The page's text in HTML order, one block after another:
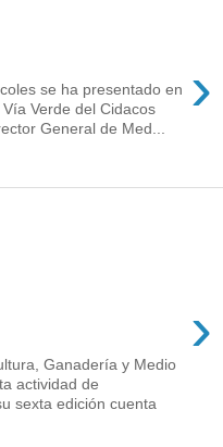
›
se ha presentado en
Verde del Cidacos
General de Med...
›
Ganadería y Medio
actividad de
sexta edición cuenta